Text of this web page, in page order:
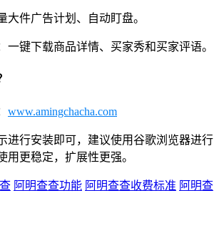
大件广告计划、自动盯盘。
一键下载商品详情、买家秀和买家评语。
www.amingchacha.com
进行安装即可，建议使用谷歌浏览器进行
用更稳定，扩展性更强。
阿明查查功能 阿明查查收费标准 阿明查